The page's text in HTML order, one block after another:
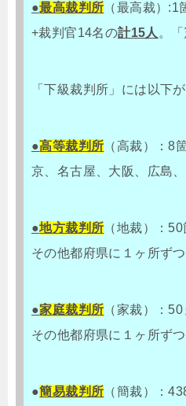
●最高裁判所 （最高裁）
+裁判官14名の計15人 。
「下級裁判所」には以下が
●高等裁判所 （高裁）：8
京、名古屋、大阪、広島
●地方裁判所 （地裁）：
その他都府県に１ヶ所ずつ
●家庭裁判所 （家裁）：
その他都府県に１ヶ所ずつ
●簡易裁判所 （簡裁）：